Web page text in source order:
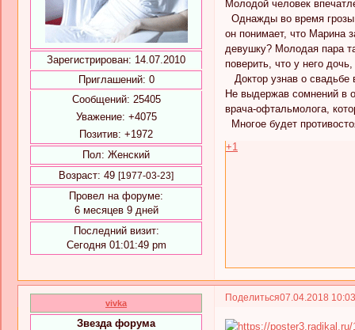
Зарегистрирован: 14.07.2010
Приглашений: 0
Сообщений: 25405
Уважение: +4075
Позитив: +1972
Пол: Женский
Возраст: 49 [1977-03-23]
Провел на форуме:
6 месяцев 9 дней
Последний визит:
Сегодня 01:01:49 pm
Молодой человек
Однажды во время грозы
он понимает, что Марина
девушку? Молодая пара
поверить, что у него
Доктор узнав о свадьбе
Не выдержав сомнений в
врача-офтальмолога,
Многое будет
+1
Поделиться07.04.2018
vivka
Звезда форума